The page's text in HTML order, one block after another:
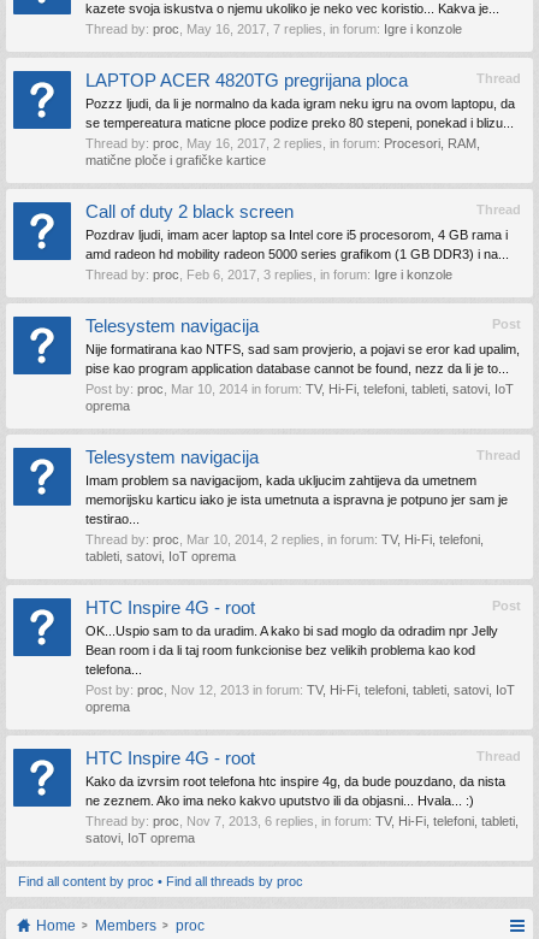
kazete svoja iskustva o njemu ukoliko je neko vec koristio... Kakva je...
Thread by: proc May 16, 2017 , 7 replies, in forum: Igre i konzole
Thread
LAPTOP ACER 4820TG pregrijana ploca
Pozzz ljudi, da li je normalno da kada igram neku igru na ovom laptopu, da
se tempereatura maticne ploce podize preko 80 stepeni, ponekad i blizu...
Thread by: proc May 16, 2017 , 2 replies, in forum: Procesori, RAM,
matične ploče i grafičke kartice
Thread
Call of duty 2 black screen
Pozdrav ljudi, imam acer laptop sa Intel core i5 procesorom, 4 GB rama i
amd radeon hd mobility radeon 5000 series grafikom (1 GB DDR3) i na...
Thread by: proc Feb 6, 2017 , 3 replies, in forum: Igre i konzole
Post
Telesystem navigacija
Nije formatirana kao NTFS, sad sam provjerio, a pojavi se eror kad upalim,
pise kao program application database cannot be found, nezz da li je to...
Post by: proc Mar 10, 2014 in forum: TV, Hi-Fi, telefoni, tableti, satovi, IoT
oprema
Thread
Telesystem navigacija
Imam problem sa navigacijom, kada ukljucim zahtijeva da umetnem
memorijsku karticu iako je ista umetnuta a ispravna je potpuno jer sam je
testirao...
Thread by: proc Mar 10, 2014 , 2 replies, in forum: TV, Hi-Fi, telefoni,
tableti, satovi, IoT oprema
Post
HTC Inspire 4G - root
OK...Uspio sam to da uradim. A kako bi sad moglo da odradim npr Jelly
Bean room i da li taj room funkcionise bez velikih problema kao kod
telefona...
Post by: proc Nov 12, 2013 in forum: TV, Hi-Fi, telefoni, tableti, satovi, IoT
oprema
Thread
HTC Inspire 4G - root
Kako da izvrsim root telefona htc inspire 4g, da bude pouzdano, da nista
ne zeznem. Ako ima neko kakvo uputstvo ili da objasni... Hvala... :)
Thread by: proc Nov 7, 2013 , 6 replies, in forum: TV, Hi-Fi, telefoni, tableti,
satovi, IoT oprema
Find all content by proc Find all threads by proc
Home Members proc